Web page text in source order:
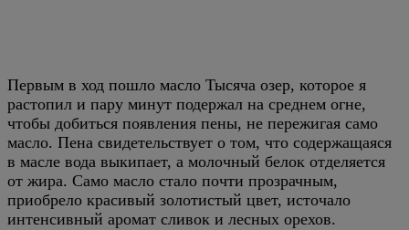
Первым в ход пошло масло Тысяча озер, которое я
растопил и пару минут подержал на среднем огне,
чтобы добиться появления пены, не пережигая само
масло. Пена свидетельствует о том, что содержащаяся
в масле вода выкипает, а молочный белок отделяется
от жира. Само масло стало почти прозрачным,
приобрело красивый золотистый цвет, источало
интенсивный аромат сливок и лесных орехов.